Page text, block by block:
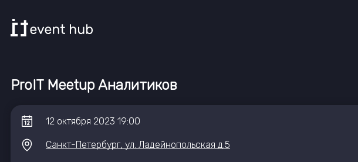
ProIT Meetup Аналитиков
12 октября 2023 19:00
Санкт-Петербург, ул. Ладейнопольская д.5